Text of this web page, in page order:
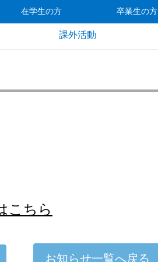
在学生の方 卒業生の方
課外活動
こちら
お知らせ一覧へ戻る